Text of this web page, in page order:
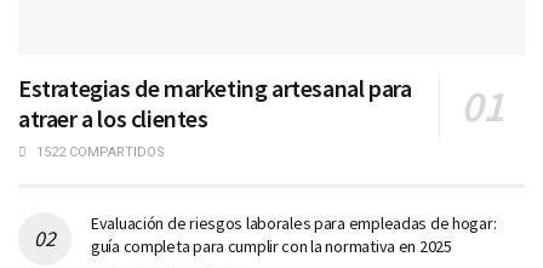
Estrategias de marketing artesanal para
atraer a los clientes
1522 COMPARTIDOS
Evaluación de riesgos laborales para empleadas de hogar:
guía completa para cumplir con la normativa en 2025